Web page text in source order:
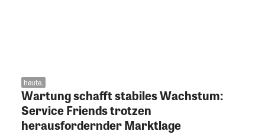
heute.
Wartung schafft stabiles Wachstum:
Service Friends trotzen
herausfordernder Marktlage